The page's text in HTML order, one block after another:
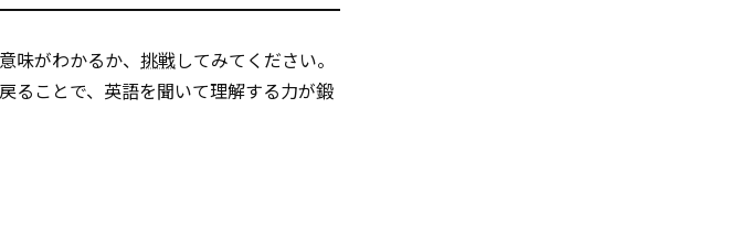
味がわかるか、 挑戦してみてください。
ることで、英語を聞いて理解する力が鍛